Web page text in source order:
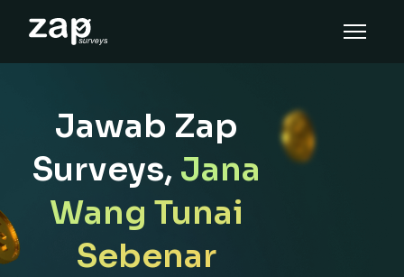
MS
Jawab Zap
Surveys, Jana
Wang Tunai
Sebenar